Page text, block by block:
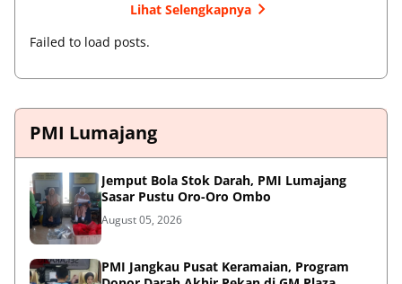
Lihat Selengkapnya
Failed to load posts.
PMI Lumajang
Jemput Bola Stok Darah, PMI Lumajang
Sasar Pustu Oro-Oro Ombo
August 05, 2026
PMI Jangkau Pusat Keramaian, Program